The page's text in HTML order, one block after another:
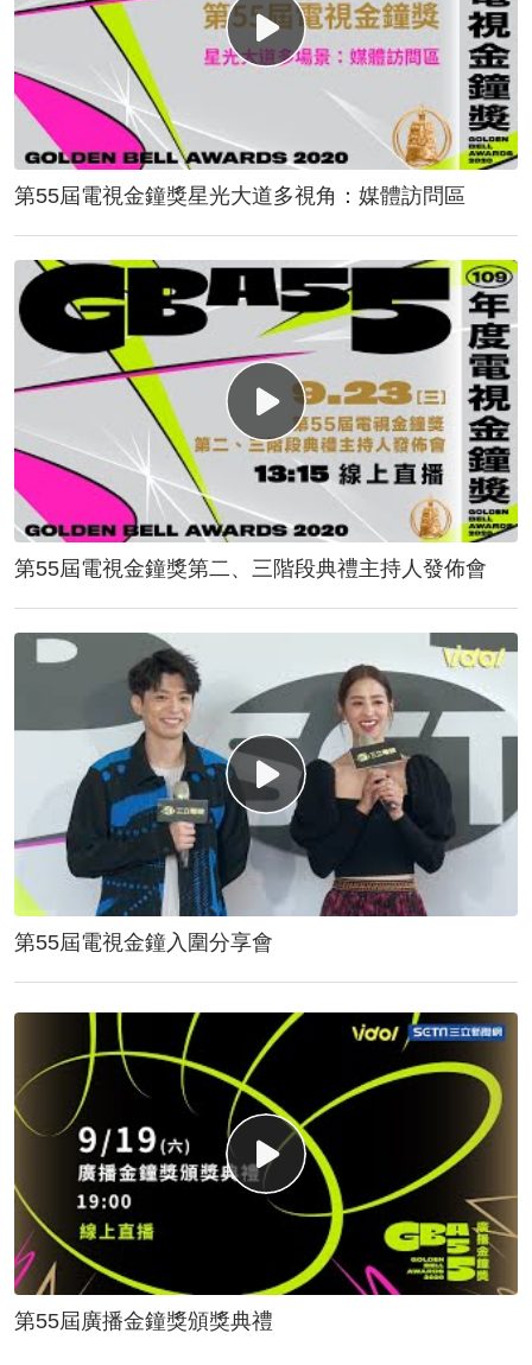
第55屆電視金鐘獎星光大道多視角：媒體訪問區
第55屆電視金鐘獎第二、三階段典禮主持人發佈會
第55屆電視金鐘入圍分享會
第55屆廣播金鐘獎頒獎典禮